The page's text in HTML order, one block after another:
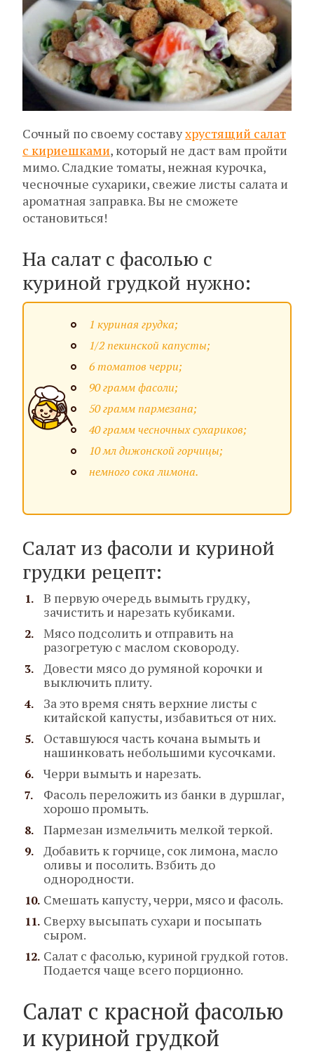
Сочный по своему составухрустящий салат
с кириешками, который не даст вам пройти
мимо. Сладкие томаты, нежная курочка,
чесночные сухарики, свежие листы салата и
ароматная заправка. Вы не сможете
остановиться!
На салат с фасолью с
куриной грудкой нужно:
1 куриная грудка;
1/2 пекинской капусты;
6 томатов черри;
90 грамм фасоли;
50 грамм пармезана;
40 грамм чесночных сухариков;
10 мл дижонской горчицы;
немного сока лимона.
Салат из фасоли и куриной
грудки рецепт:
В первую очередь вымыть грудку,
зачистить и нарезать кубиками.
Мясо подсолить и отправить на
разогретую с маслом сковороду.
Довести мясо до румяной корочки и
выключить плиту.
За это время снять верхние листы с
китайской капусты, избавиться от них.
Оставшуюся часть кочана вымыть и
нашинковать небольшими кусочками.
Черри вымыть и нарезать.
Фасоль переложить из банки в дуршлаг,
хорошо промыть.
Пармезан измельчить мелкой теркой.
Добавить к горчице, сок лимона, масло
оливы и посолить. Взбить до
однородности.
Смешать капусту, черри, мясо и фасоль.
Сверху высыпать сухари и посыпать
сыром.
Салат с фасолью, куриной грудкой готов.
Подается чаще всего порционно.
Салат с красной фасолью
и куриной грудкой